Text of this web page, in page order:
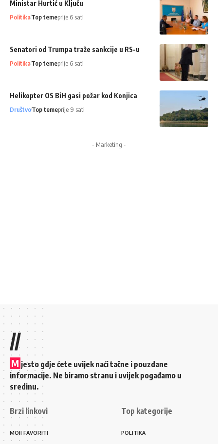
Ministar Hurtić u Ključu
PolitikaTop temeprije 6 sati
Senatori od Trumpa traže sankcije u RS-u
PolitikaTop temeprije 6 sati
Helikopter OS BiH gasi požar kod Konjica
DruštvoTop temeprije 9 sati
- Marketing -
//
M jesto gdje ćete uvijek naći tačne i pouzdane
informacije. Ne biramo stranu i uvijek pogađamo u
sredinu.
Brzi linkovi
MOJI FAVORITI
Top kategorije
POLITIKA